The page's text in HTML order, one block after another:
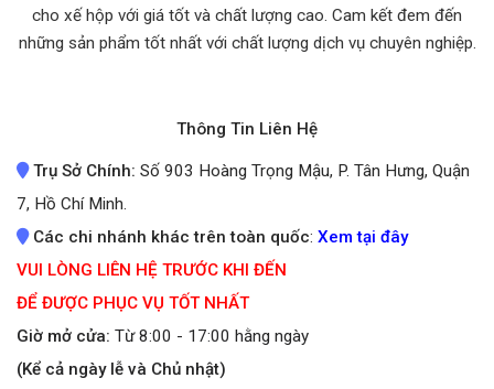
cho xế hộp với giá tốt và chất lượng cao. Cam kết đem đến
những sản phẩm tốt nhất với chất lượng dịch vụ chuyên nghiệp.
Thông Tin Liên Hệ
Trụ Sở Chính: Số 903 Hoàng Trọng Mậu, P. Tân Hưng, Quận
7, Hồ Chí Minh.
Các chi nhánh khác trên toàn quốc: Xem tại đây
VUI LÒNG LIÊN HỆ TRƯỚC KHI ĐẾN
ĐỂ ĐƯỢC PHỤC VỤ TỐT NHẤT
Giờ mở cửa: Từ 8:00 - 17:00 hằng ngày
(Kể cả ngày lễ và Chủ nhật)